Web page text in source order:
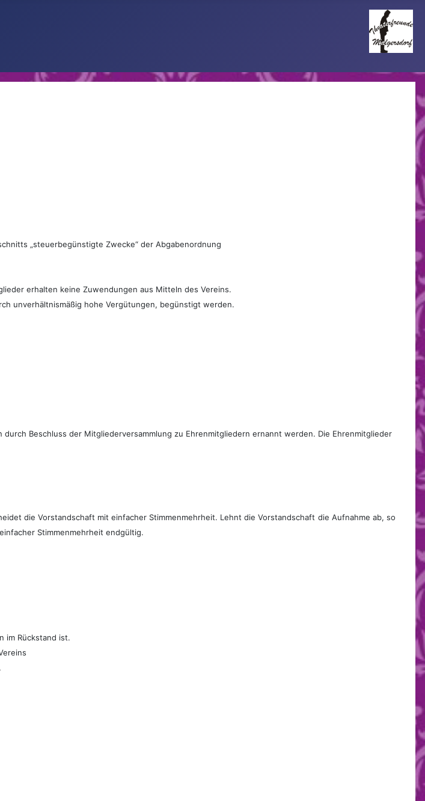
„steuerbegünstigte Zwecke“ der Abgabenordnung
erhalten keine Zuwendungen aus Mitteln des Vereins.
unverhältnismäßig hohe Vergütungen, begünstigt werden.
Beschluss der Mitgliederversammlung zu Ehrenmitgliedern ernannt werden. Die Ehrenmitglieder
die Vorstandschaft mit einfacher Stimmenmehrheit. Lehnt die Vorstandschaft die Aufnahme ab, so
Stimmenmehrheit endgültig.
im Rückstand ist.